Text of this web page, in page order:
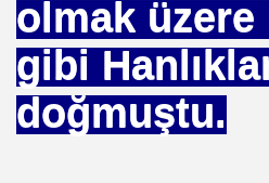
olmak
gibi
doğmuştu.
MUSEVIMI OLUR
YAPABILIR